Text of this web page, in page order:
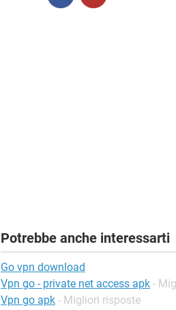
Potrebbe anche interessarti
Go vpn download
Vpn go - private net access apk -
Vpn go apk - Migliori risposte